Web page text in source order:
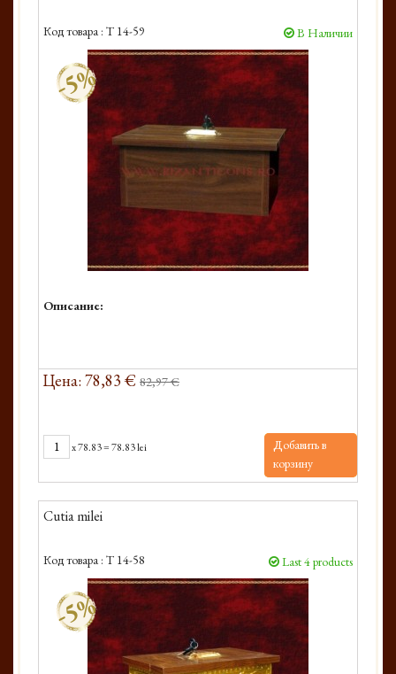
Код товара : T 14-59 В Наличии
-5%
Описание:
Цена: 78,83 € 82,97 €
x78.83=78.83 lei
Добавить в
корзину
Cutia milei
Код товара : T 14-58 Last 4 products
-5%